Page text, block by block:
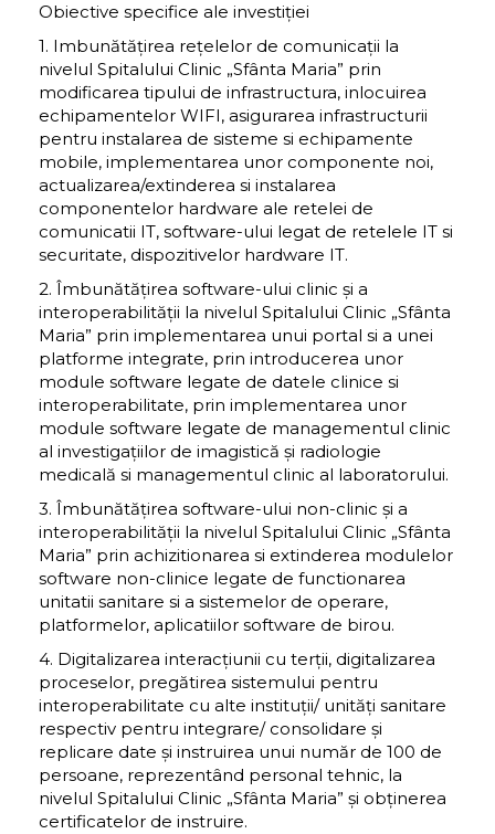
Obiective specifice ale investiției
1. Imbunătățirea rețelelor de comunicații la
nivelul Spitalului Clinic „Sfânta Maria” prin
modificarea tipului de infrastructura, inlocuirea
echipamentelor WIFI, asigurarea infrastructurii
pentru instalarea de sisteme si echipamente
mobile, implementarea unor componente noi,
actualizarea/extinderea si instalarea
componentelor hardware ale retelei de
comunicatii IT, software-ului legat de retelele IT si
securitate, dispozitivelor hardware IT.
2. Îmbunătățirea software-ului clinic și a
interoperabilității la nivelul Spitalului Clinic „Sfânta
Maria” prin implementarea unui portal si a unei
platforme integrate, prin introducerea unor
module software legate de datele clinice si
interoperabilitate, prin implementarea unor
module software legate de managementul clinic
al investigațiilor de imagistică și radiologie
medicală si managementul clinic al laboratorului.
3. Îmbunătățirea software-ului non-clinic și a
interoperabilității la nivelul Spitalului Clinic „Sfânta
Maria” prin achizitionarea si extinderea modulelor
software non-clinice legate de functionarea
unitatii sanitare si a sistemelor de operare,
platformelor, aplicatiilor software de birou.
4. Digitalizarea interacțiunii cu terții, digitalizarea
proceselor, pregătirea sistemului pentru
interoperabilitate cu alte instituții/ unități sanitare
respectiv pentru integrare/ consolidare și
replicare date și instruirea unui număr de 100 de
persoane, reprezentând personal tehnic, la
nivelul Spitalului Clinic „Sfânta Maria” și obținerea
certificatelor de instruire.